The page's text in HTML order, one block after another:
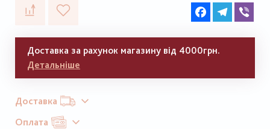
FacebookTelegram
Доставка за рахунок магазину від 4000грн.
Детальніше
Доставка
Оплата